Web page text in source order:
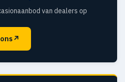
van dealers op
↗